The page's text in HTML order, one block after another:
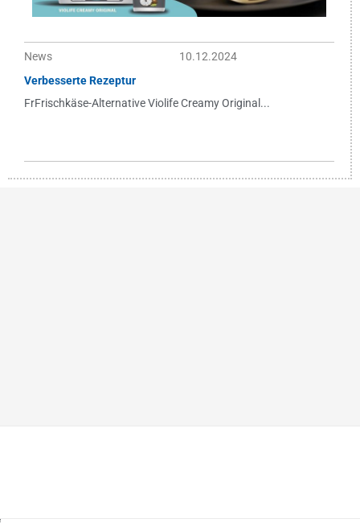
News
10.12.2024
Verbesserte Rezeptur
FrFrischkäse-Alternative Violife Creamy Original...